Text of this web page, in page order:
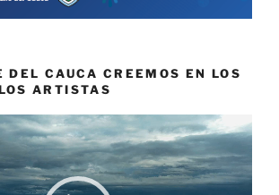
DEL CAUCA CREEMOS EN LOS
ARTISTAS